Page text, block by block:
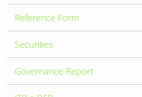
Reference Form
Securities
Governance Report